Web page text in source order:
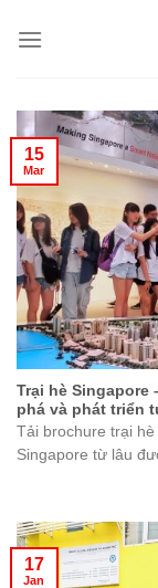
Trại hè Singapore
phá và phát triển
Tải brochure trại
Singapore từ lâu
15
Mar
17
Jan